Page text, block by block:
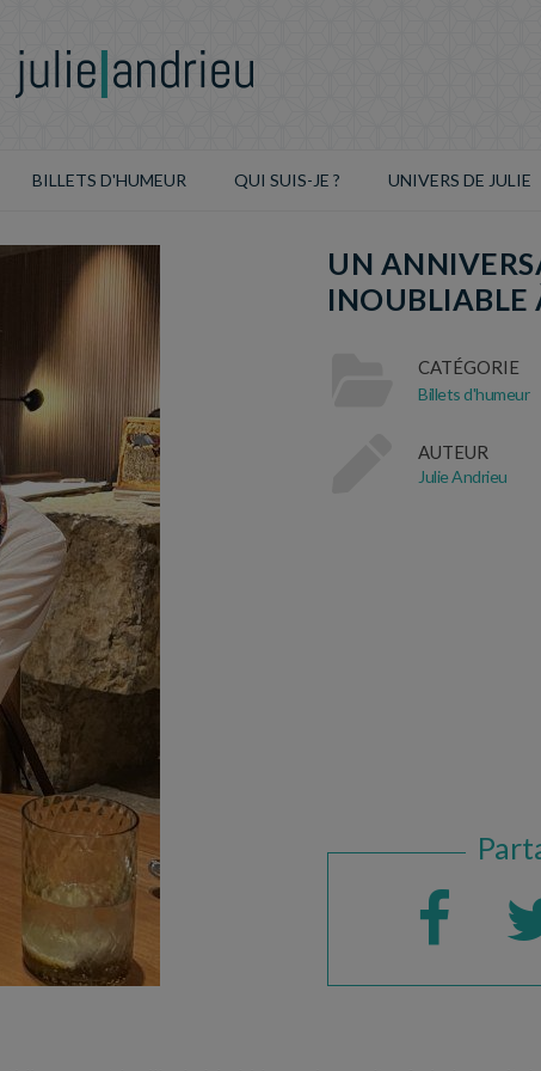
BILLETS D'HUMEUR QUI SUIS-JE ? UNIVERS DE JULIE
UN
INOUBLIABLE
CATÉGORIE
Billets d'humeur
AUTEUR
Julie Andrieu